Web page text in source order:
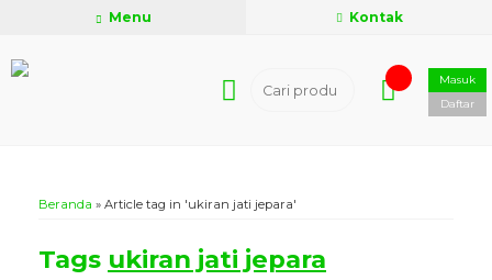
Menu Kontak
Masuk
Daftar
Beranda » Article tag in 'ukiran jati jepara'
Tags ukiran jati jepara